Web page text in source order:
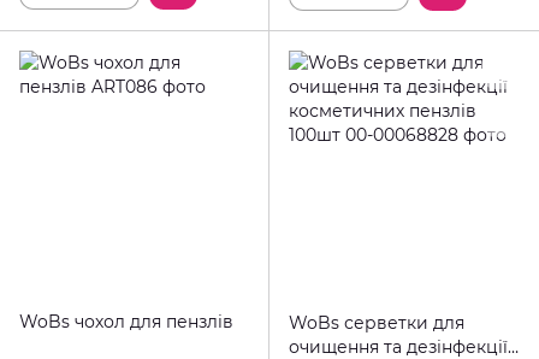
WoBs чохол для пензлів
WoBs серветки для
очищення та дезінфекції